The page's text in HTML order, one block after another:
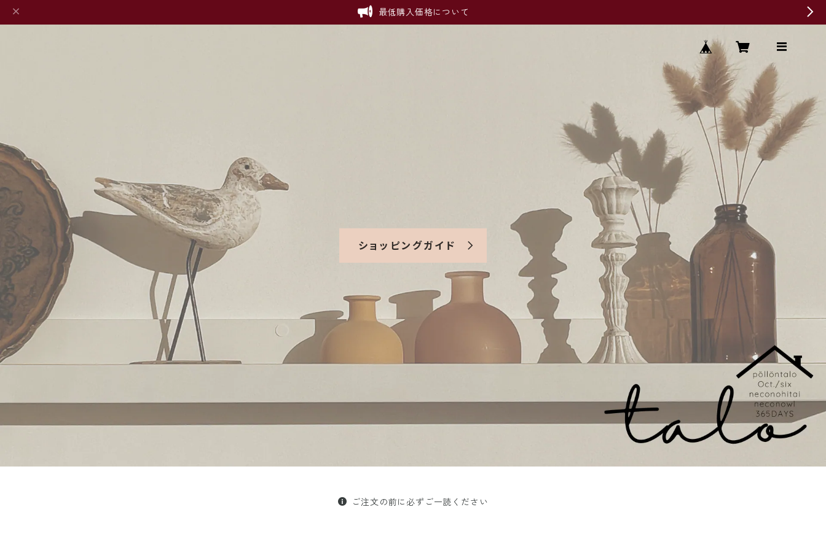
最低購入価格について
ショッピングガイド
ご注文の前に必ずご一読ください